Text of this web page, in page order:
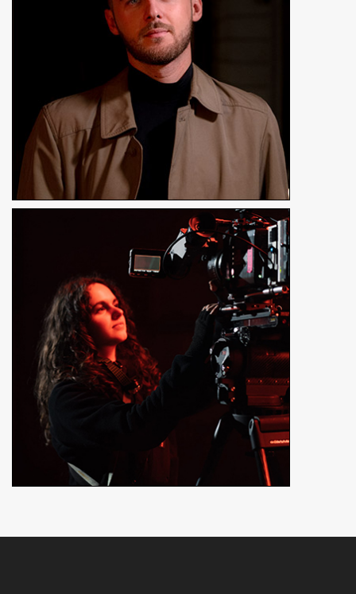
En détails
Cheffe opératrice, assistante caméra
En détails